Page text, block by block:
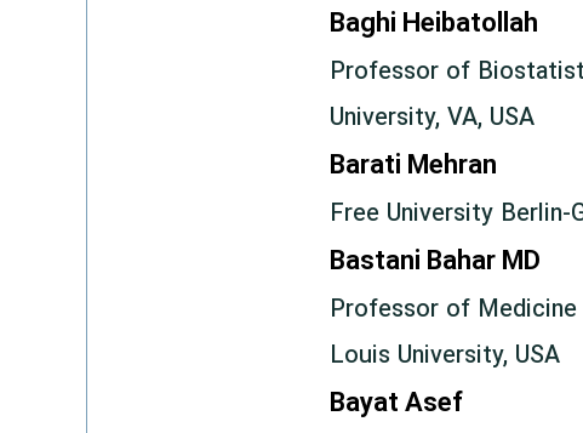
Baghi Heibatollah
Professor of
University, VA, USA
Barati Mehran
Free University Berlin-
Bastani Bahar MD
Professor of
Louis University, USA
Bayat Asef